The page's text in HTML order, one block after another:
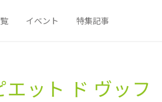
イベント 特集記事
エット ド ヴッフ